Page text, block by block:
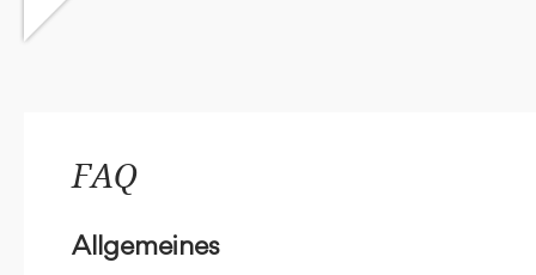
FAQ
Allgemeines